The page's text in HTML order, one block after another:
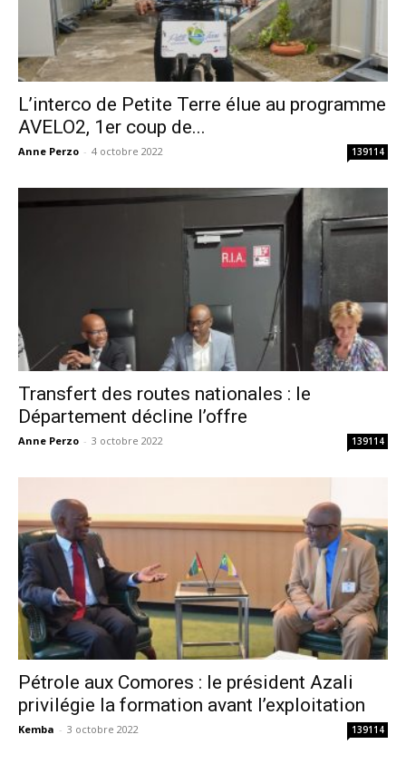
L’interco de Petite Terre élue au programme
AVELO2, 1er coup de...
Anne Perzo - 4 octobre 2022 139114
Transfert des routes nationales : le
Département décline l’offre
Anne Perzo - 3 octobre 2022 139114
Pétrole aux Comores : le président Azali
privilégie la formation avant l’exploitation
Kemba - 3 octobre 2022 139114